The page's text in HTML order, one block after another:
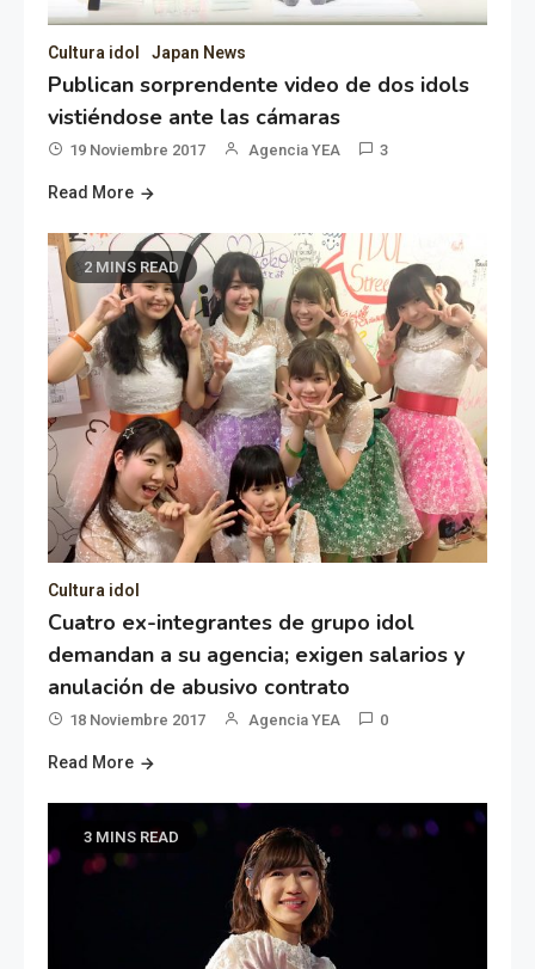
Cultura idol Japan News
Publican sorprendente video de dos idols
vistiéndose ante las cámaras
19 Noviembre 2017 Agencia YEA 3
Read More
2 MINS READ
Cultura idol
Cuatro ex-integrantes de grupo idol
demandan a su agencia; exigen salarios y
anulación de abusivo contrato
18 Noviembre 2017 Agencia YEA 0
Read More
3 MINS READ